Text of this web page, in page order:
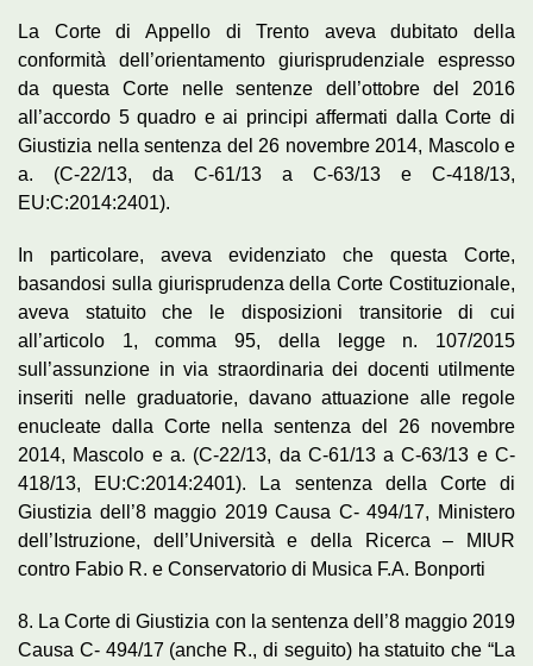
La Corte di Appello di Trento aveva dubitato della
conformità dell’orientamento giurisprudenziale espresso
da questa Corte nelle sentenze dell’ottobre del 2016
all’accordo 5 quadro e ai principi affermati dalla Corte di
Giustizia nella sentenza del 26 novembre 2014, Mascolo e
a. (C-22/13, da C-61/13 a C-63/13 e C-418/13,
EU:C:2014:2401).
In particolare, aveva evidenziato che questa Corte,
basandosi sulla giurisprudenza della Corte Costituzionale,
aveva statuito che le disposizioni transitorie di cui
all’articolo 1, comma 95, della legge n. 107/2015
sull’assunzione in via straordinaria dei docenti utilmente
inseriti nelle graduatorie, davano attuazione alle regole
enucleate dalla Corte nella sentenza del 26 novembre
2014, Mascolo e a. (C-22/13, da C-61/13 a C-63/13 e C-
418/13, EU:C:2014:2401). La sentenza della Corte di
Giustizia dell’8 maggio 2019 Causa C- 494/17, Ministero
dell’Istruzione, dell’Università e della Ricerca – MIUR
contro Fabio R. e Conservatorio di Musica F.A. Bonporti
8. La Corte di Giustizia con la sentenza dell’8 maggio 2019
Causa C- 494/17 (anche R., di seguito) ha statuito che “La